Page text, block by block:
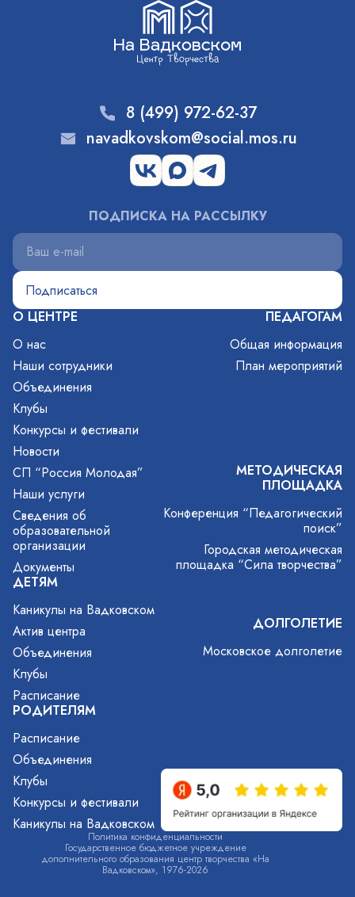
О ЦЕНТРЕ
О нас
Наши сотрудники
Объединения
Клубы
Конкурсы и фестивали
Новости
СП “Россия Молодая”
Наши услуги
Сведения об
образовательной
организации
Документы
ДЕТЯМ
Каникулы на Вадковском
Актив центра
Объединения
Клубы
Расписание
РОДИТЕЛЯМ
Расписание
Объединения
Клубы
Конкурсы и фестивали
Каникулы на Вадковском
ПЕДАГОГАМ
Общая информация
План мероприятий
МЕТОДИЧЕСКАЯ
ПЛОЩАДКА
Конференция “Педагогический
поиск”
Городская методическая
площадка “Сила творчества”
ДОЛГОЛЕТИЕ
Московское долголетие
8 (499) 972-62-37
navadkovskom@social.mos.ru
ПОДПИСКА НА РАССЫЛКУ
Государственное бюджетное учреждение
дополнительного образования центр творчества «На
Вадковском», 1976-2026
Политика конфиденциальности